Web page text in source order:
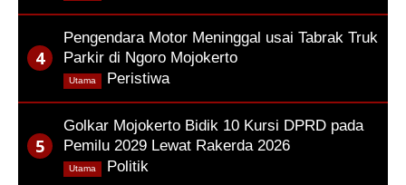
Pengendara Motor Meninggal usai Tabrak Truk
Parkir di Ngoro Mojokerto
Peristiwa
Utama
Golkar Mojokerto Bidik 10 Kursi DPRD pada
Pemilu 2029 Lewat Rakerda 2026
Politik
Utama